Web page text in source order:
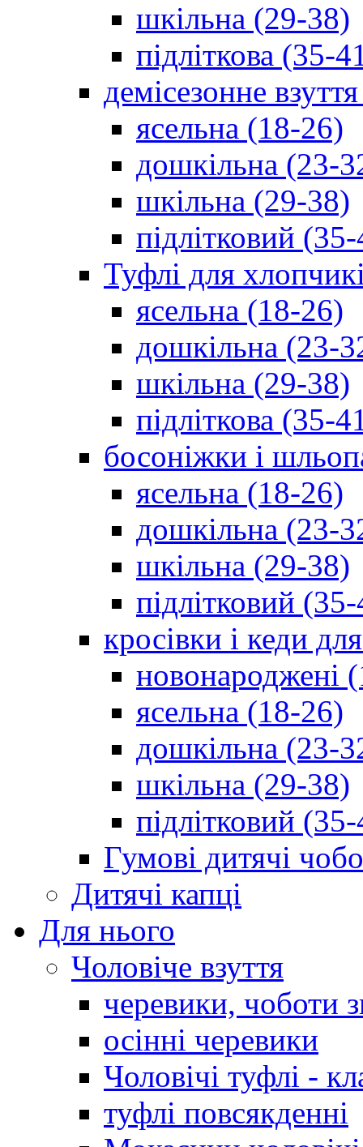
шкільна (29-38)
підліткова (35-
демісезонне
ясельна (18-26)
дошкільна (23-
шкільна (29-38)
підлітковий
Туфлі для
ясельна (18-26)
дошкільна (23-
шкільна (29-38)
підліткова (35-
босоніжки і
ясельна (18-26)
дошкільна (23-
шкільна (29-38)
підлітковий
кросівки і кеди
новонароджені
ясельна (18-26)
дошкільна (23-
шкільна (29-38)
підлітковий
Гумові дитячі
Дитячі капці
Для нього
Чоловіче взуття
черевики, чоботи
осінні черевики
Чоловічі туфлі -
туфлі повсякденні